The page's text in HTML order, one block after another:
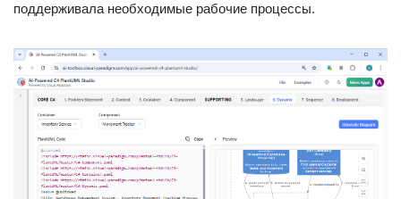
поддерживала необходимые рабочие процессы.